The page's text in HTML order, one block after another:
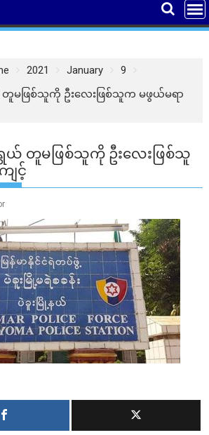
2021 January
9
ဖြစ်သူကို ဦးလေးဖြစ်သူက မဖွယ်မရာ
တူမဖြစ်သူကို ဦးလေးဖြစ်သူ
ျင့်